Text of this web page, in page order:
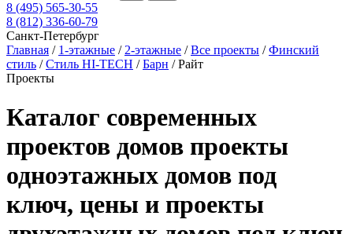
8 (495) 565-30-55
8 (812) 336-60-79
Санкт-Петербург
Главная / 1-этажные / 2-этажные /Все проекты /Финский
стиль /Стиль HI-TECH /Барн /Райт
Проекты
Каталог современных
проектов домов проекты
одноэтажных домов под
ключ, цены и проекты